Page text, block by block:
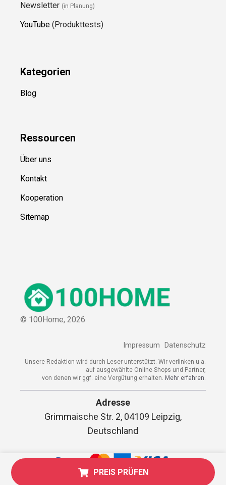
PREIS PRÜFEN
Newsletter (in Planung)
YouTube (Produkttests)
Kategorien
Blog
Ressourcen
Über uns
Kontakt
Kooperation
Sitemap
© 100Home, 2026
Impressum Datenschutz
Unsere Redaktion wird durch Leser unterstützt. Wir verlinken u.a.
auf ausgewählte Online-Shops und Partner,
von denen wir ggf. eine Vergütung erhalten. Mehr erfahren.
Adresse
Grimmaische Str. 2, 04109 Leipzig,
Deutschland